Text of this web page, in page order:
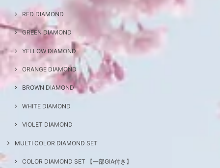
RED DIAMOND
GREEN DIAMOND
YELLOW DIAMOND
ORANGE DIAMOND
BROWN DIAMOND
WHITE DIAMOND
VIOLET DIAMOND
MULTI COLOR DIAMOND SET
COLOR DIAMOND SET 【一部GIA付き】